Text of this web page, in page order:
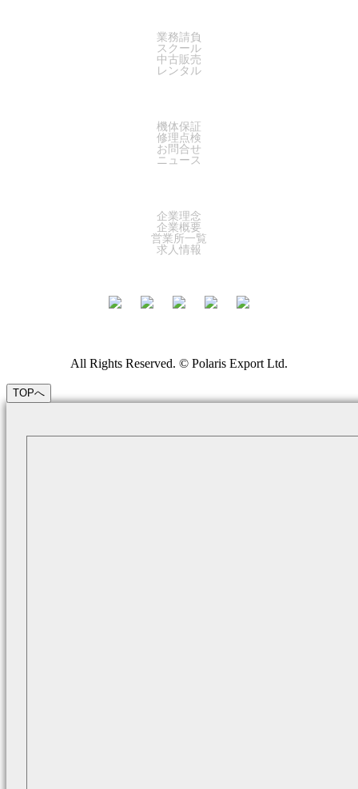
業務請負
スクール
中古販売
レンタル
機体保証
修理点検
お問合せ
ニュース
企業理念
企業概要
営業所一覧
求人情報
All Rights Reserved. © Polaris Export Ltd.
TOPへ